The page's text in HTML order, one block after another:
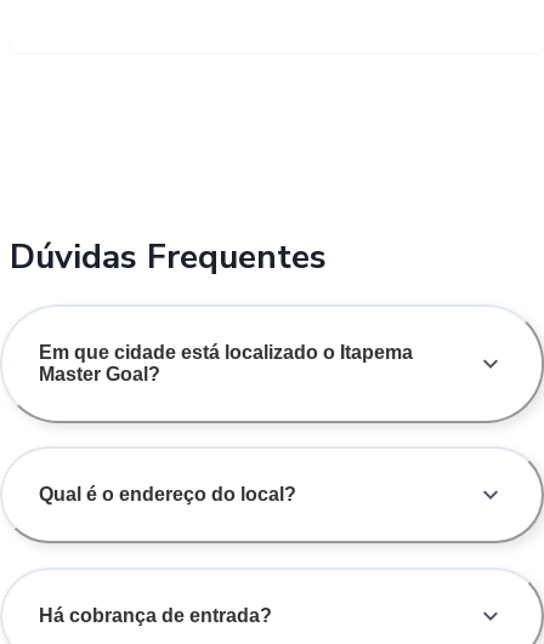
Dúvidas Frequentes
Em que cidade está localizado o Itapema
Master Goal?
Qual é o endereço do local?
Há cobrança de entrada?